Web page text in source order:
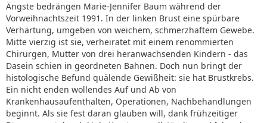
Ängste bedrängen Marie-Jennifer Baum während der
Vorweihnachtszeit 1991. In der linken Brust eine spürbare
Verhärtung, umgeben von weichem, schmerzhaftem Gewebe.
Mitte vierzig ist sie, verheiratet mit einem renommierten
Chirurgen, Mutter von drei heranwachsenden Kindern - das
Dasein schien in geordneten Bahnen. Doch nun bringt der
histologische Befund quälende Gewißheit: sie hat Brustkrebs.
Ein nicht enden wollendes Auf und Ab von
Krankenhausaufenthalten, Operationen, Nachbehandlungen
beginnt. Als sie fest daran glauben will, dank frühzeitiger